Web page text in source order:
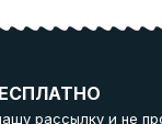
рассылку и не